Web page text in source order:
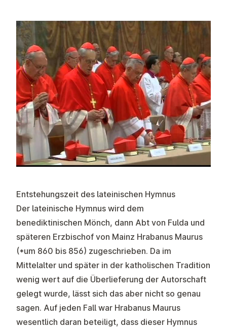
Entstehungszeit des lateinischen Hymnus
Der lateinische Hymnus wird dem
benediktinischen Mönch, dann Abt von Fulda und
späteren Erzbischof von Mainz Hrabanus Maurus
(*um 860 bis 856) zugeschrieben. Da im
Mittelalter und später in der katholischen Tradition
wenig wert auf die Überlieferung der Autorschaft
gelegt wurde, lässt sich das aber nicht so genau
sagen. Auf jeden Fall war Hrabanus Maurus
wesentlich daran beteiligt, dass dieser Hymnus